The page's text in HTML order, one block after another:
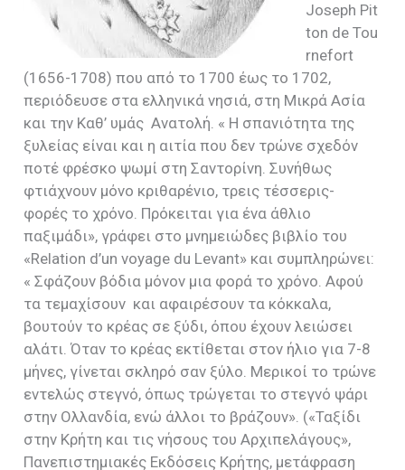
Joseph Pit
ton de Tou
rnefort
(1656-1708) που από το 1700 έως το 1702,
περιόδευσε στα ελληνικά νησιά, στη Μικρά Ασία
και την Καθ’ υμάς Ανατολή. « Η σπανιότητα της
ξυλείας είναι και η αιτία που δεν τρώνε σχεδόν
ποτέ φρέσκο ψωμί στη Σαντορίνη. Συνήθως
φτιάχνουν μόνο κριθαρένιο, τρεις τέσσερις-
φορές το χρόνο. Πρόκειται για ένα άθλιο
παξιμάδι», γράφει στο μνημειώδες βιβλίο του
«Relation d’un voyage du Levant» και συμπληρώνει:
« Σφάζουν βόδια μόνον μια φορά το χρόνο. Αφού
τα τεμαχίσουν και αφαιρέσουν τα κόκκαλα,
βουτούν το κρέας σε ξύδι, όπου έχουν λειώσει
αλάτι. Όταν το κρέας εκτίθεται στον ήλιο για 7-8
μήνες, γίνεται σκληρό σαν ξύλο. Μερικοί το τρώνε
εντελώς στεγνό, όπως τρώγεται το στεγνό ψάρι
στην Ολλανδία, ενώ άλλοι το βράζουν». («Ταξίδι
στην Κρήτη και τις νήσους του Αρχιπελάγους»,
Πανεπιστημιακές Εκδόσεις Κρήτης, μετάφραση